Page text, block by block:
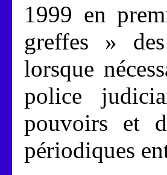
1999 en
greffes »
lorsque
police
pouvoirs et
périodiques